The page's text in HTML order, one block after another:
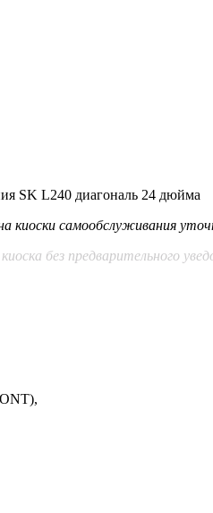
SK L240 диагональ 24 дюйма
киоски самообслуживания
без предварительного